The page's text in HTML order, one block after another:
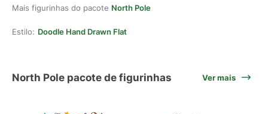
Mais figurinhas do pacote North Pole
Estilo: Doodle Hand Drawn Flat
North Pole pacote de figurinhas Ver mais